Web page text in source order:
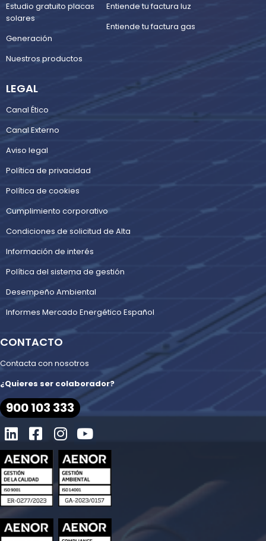
Estudio gratuito placas
solares
Generación
Nuestros productos
Entiende tu factura luz
Entiende tu factura gas
LEGAL
Canal Ético
Canal Externo
Aviso legal
Política de privacidad
Política de cookies
Cumplimiento corporativo
Condiciones de solicitud de Alta
Información de interés
Política del sistema de gestión
Desempeño Ambiental
Informes Mercado Energético Español
CONTACTO
Contacta con nosotros
¿Quieres ser colaborador?
900 103 333